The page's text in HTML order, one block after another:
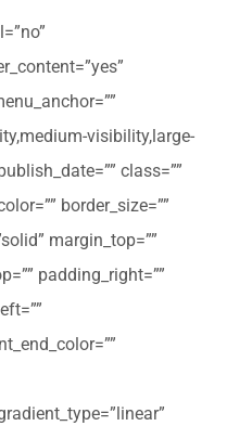
visibility,large-
class=””
border_size=””
margin_top=””
padding_right=””